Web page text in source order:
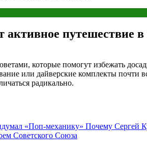
путешествие в
которые помогут избежать
или дайверские комплекты почти
радикально.
«Поп-механику» Почему Сергей
Советского Союза